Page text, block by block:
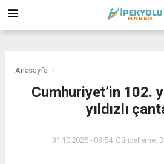
Anasayfa
Cumhuriyet’in 102.
yıldızlı
31.10.2025 - 09:54, Güncelleme: